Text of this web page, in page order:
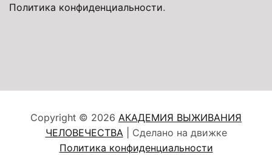
Политика конфиденциальности.
Copyright © 2026 АКАДЕМИЯ ВЫЖИВАНИЯ
ЧЕЛОВЕЧЕСТВА | Сделано на движке
Политика конфиденциальности